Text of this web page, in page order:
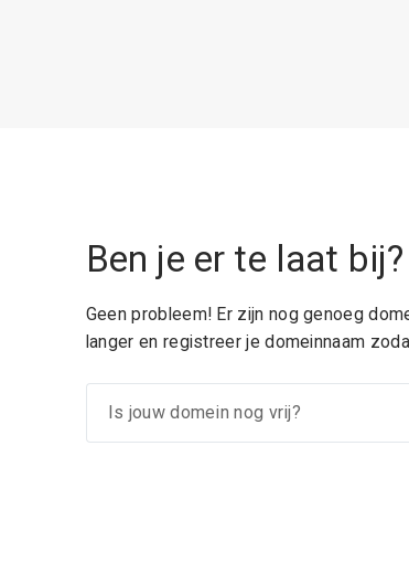
Ben je er te laat bij?
Geen probleem! Er zijn nog genoeg
langer en registreer je domeinnaam